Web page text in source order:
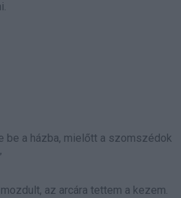
be a házba, mielőtt a szomszédok
az arcára tettem a kezem.